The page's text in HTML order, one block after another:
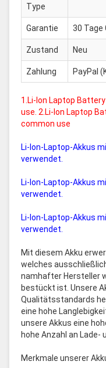
Type
Garantie 30 Tage
Zustand Neu
Zahlung PayPal
1.Li-Ion Laptop
use. 2.Li-Ion Laptop
common use
Li-Ion-Laptop-Akkus
verwendet.
Li-Ion-Laptop-Akkus
verwendet.
Li-Ion-Laptop-Akkus
verwendet.
Mit diesem Akku
welches
namhafter Hersteller
bestückt ist. Unsere
Qualitätsstandards
eine hohe
unsere Akkus eine
hohe Anzahl an Lade-
Merkmale unserer